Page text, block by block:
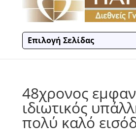
Επιλογή Σελίδας
48χρονος
ιδιωτικός
πολύ καλό